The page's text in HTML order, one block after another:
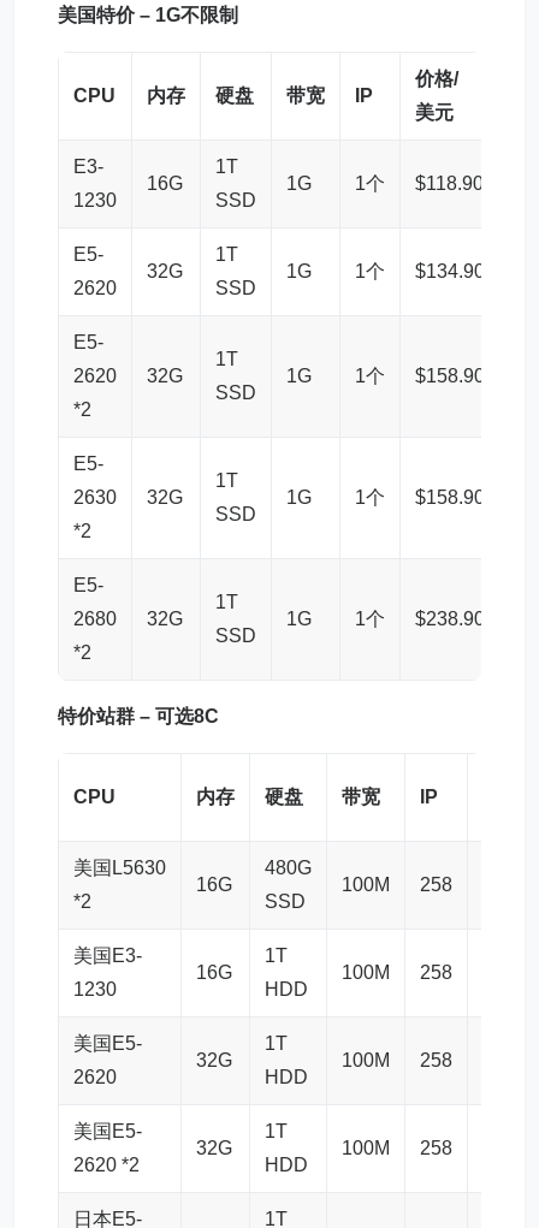
美国特价 – 1G不限制
CPU 内存 硬盘 带宽 IP
价格/
美元
E3-
1230
16G
1T
SSD
1G 1个 $118.90
E5-
2620
32G
1T
SSD
1G 1个 $134.90
E5-
2620
*2
32G
1T
SSD
1G 1个 $158.90
E5-
2630
*2
32G
1T
SSD
1G 1个 $158.90
E5-
2680
*2
32G
1T
SSD
1G 1个 $238.90
特价站群 – 可选8C
CPU 内存 硬盘 带宽 IP
美国L5630
*2
16G
480G
SSD
100M 258
美国E3-
1230
16G
1T
HDD
100M 258
美国E5-
2620
32G
1T
HDD
100M 258
美国E5-
2620 *2
32G
1T
HDD
100M 258
日本E5-
1T